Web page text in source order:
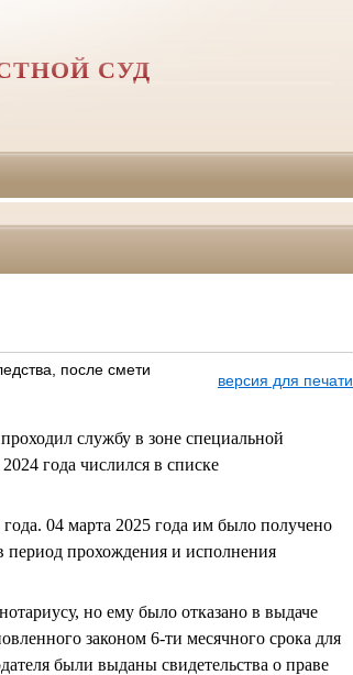
СУД
после смети
версия для печати
службу в зоне специальной
года числился в списке
04 марта 2025 года им было получено
период прохождения и исполнения
но ему было отказано в выдаче
законом 6-ти месячного срока для
были выданы свидетельства о праве